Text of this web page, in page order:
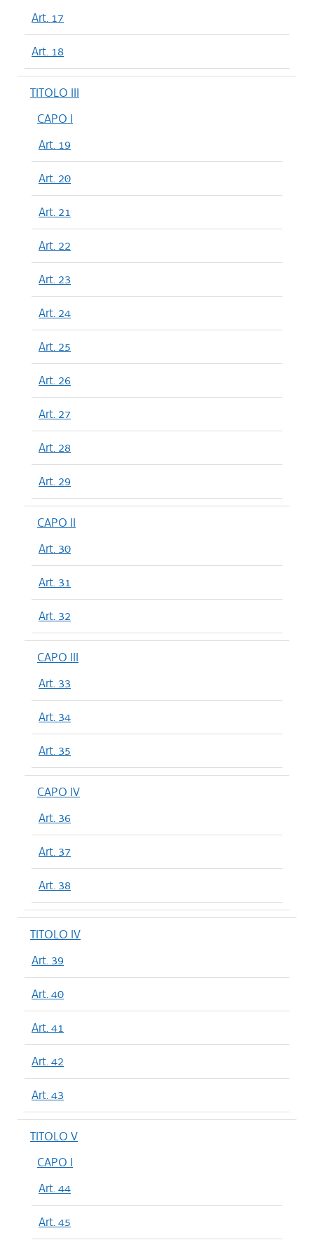
Art. 17
Art. 18
TITOLO III
CAPO I
Art. 19
Art. 20
Art. 21
Art. 22
Art. 23
Art. 24
Art. 25
Art. 26
Art. 27
Art. 28
Art. 29
CAPO II
Art. 30
Art. 31
Art. 32
CAPO III
Art. 33
Art. 34
Art. 35
CAPO IV
Art. 36
Art. 37
Art. 38
TITOLO IV
Art. 39
Art. 40
Art. 41
Art. 42
Art. 43
TITOLO V
CAPO I
Art. 44
Art. 45